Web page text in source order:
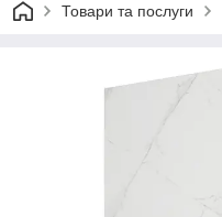
Товари та послуги